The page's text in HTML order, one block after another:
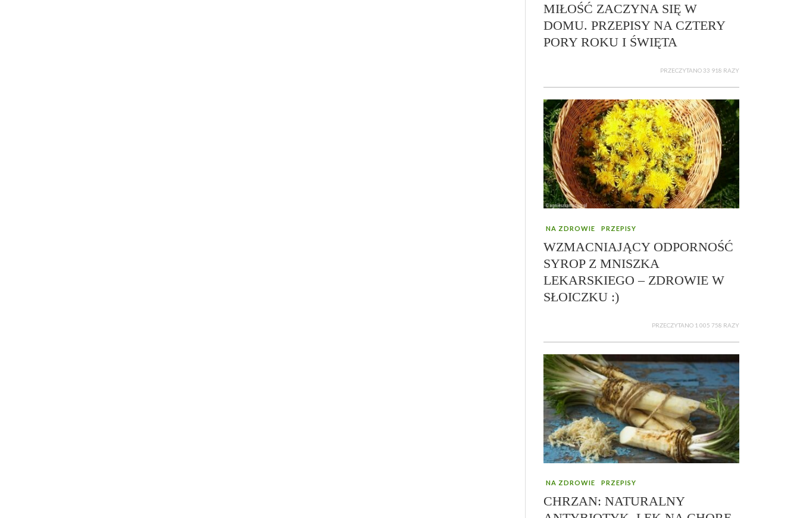
MIŁOŚĆ ZACZYNA SIĘ W
DOMU. PRZEPISY NA CZTERY
PORY ROKU I ŚWIĘTA
PRZECZYTANO 33 918 RAZY
NA ZDROWIE PRZEPISY
WZMACNIAJĄCY ODPORNOŚĆ
SYROP Z MNISZKA
LEKARSKIEGO – ZDROWIE W
SŁOICZKU :)
PRZECZYTANO 1 005 758 RAZY
NA ZDROWIE PRZEPISY
CHRZAN: NATURALNY